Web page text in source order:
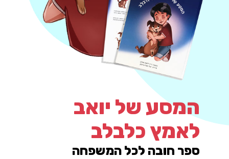
המסע של יואב
לאמץ כלבלב
ספר חובה לכל המשפחה